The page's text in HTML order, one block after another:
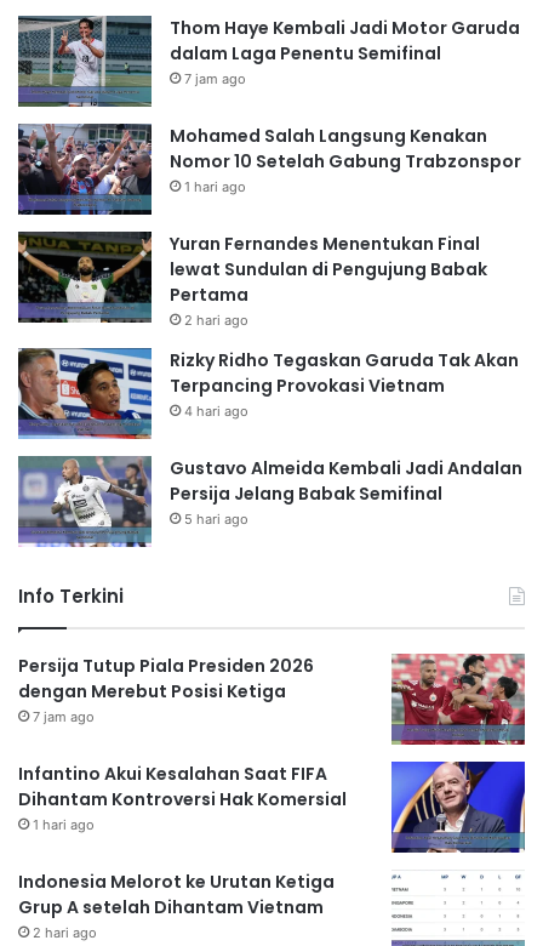
Thom Haye Kembali Jadi Motor Garuda
dalam Laga Penentu Semifinal
7 jam ago
Mohamed Salah Langsung Kenakan
Nomor 10 Setelah Gabung Trabzonspor
1 hari ago
Yuran Fernandes Menentukan Final
lewat Sundulan di Pengujung Babak
Pertama
2 hari ago
Rizky Ridho Tegaskan Garuda Tak Akan
Terpancing Provokasi Vietnam
4 hari ago
Gustavo Almeida Kembali Jadi Andalan
Persija Jelang Babak Semifinal
5 hari ago
Info Terkini
Persija Tutup Piala Presiden 2026
dengan Merebut Posisi Ketiga
7 jam ago
Infantino Akui Kesalahan Saat FIFA
Dihantam Kontroversi Hak Komersial
1 hari ago
Indonesia Melorot ke Urutan Ketiga
Grup A setelah Dihantam Vietnam
2 hari ago